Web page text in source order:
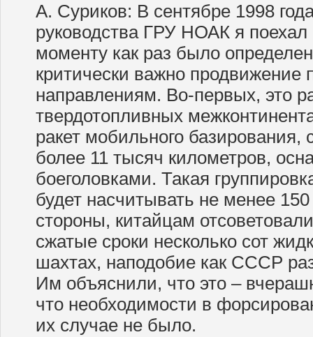
А. Суриков: В сентябре 1998
руководства ГРУ НОАК я
моменту как раз было
критически важно продвижение
направлениям. Во-первых, это
твердотопливных
ракет мобильного базирования,
более 11 тысяч километров,
боеголовками. Такая
будет насчитывать не менее
стороны, китайцам
сжатые сроки несколько сот
шахтах, наподобие как СССР
Им объяснили, что это –
что необходимости в
их случае не было.